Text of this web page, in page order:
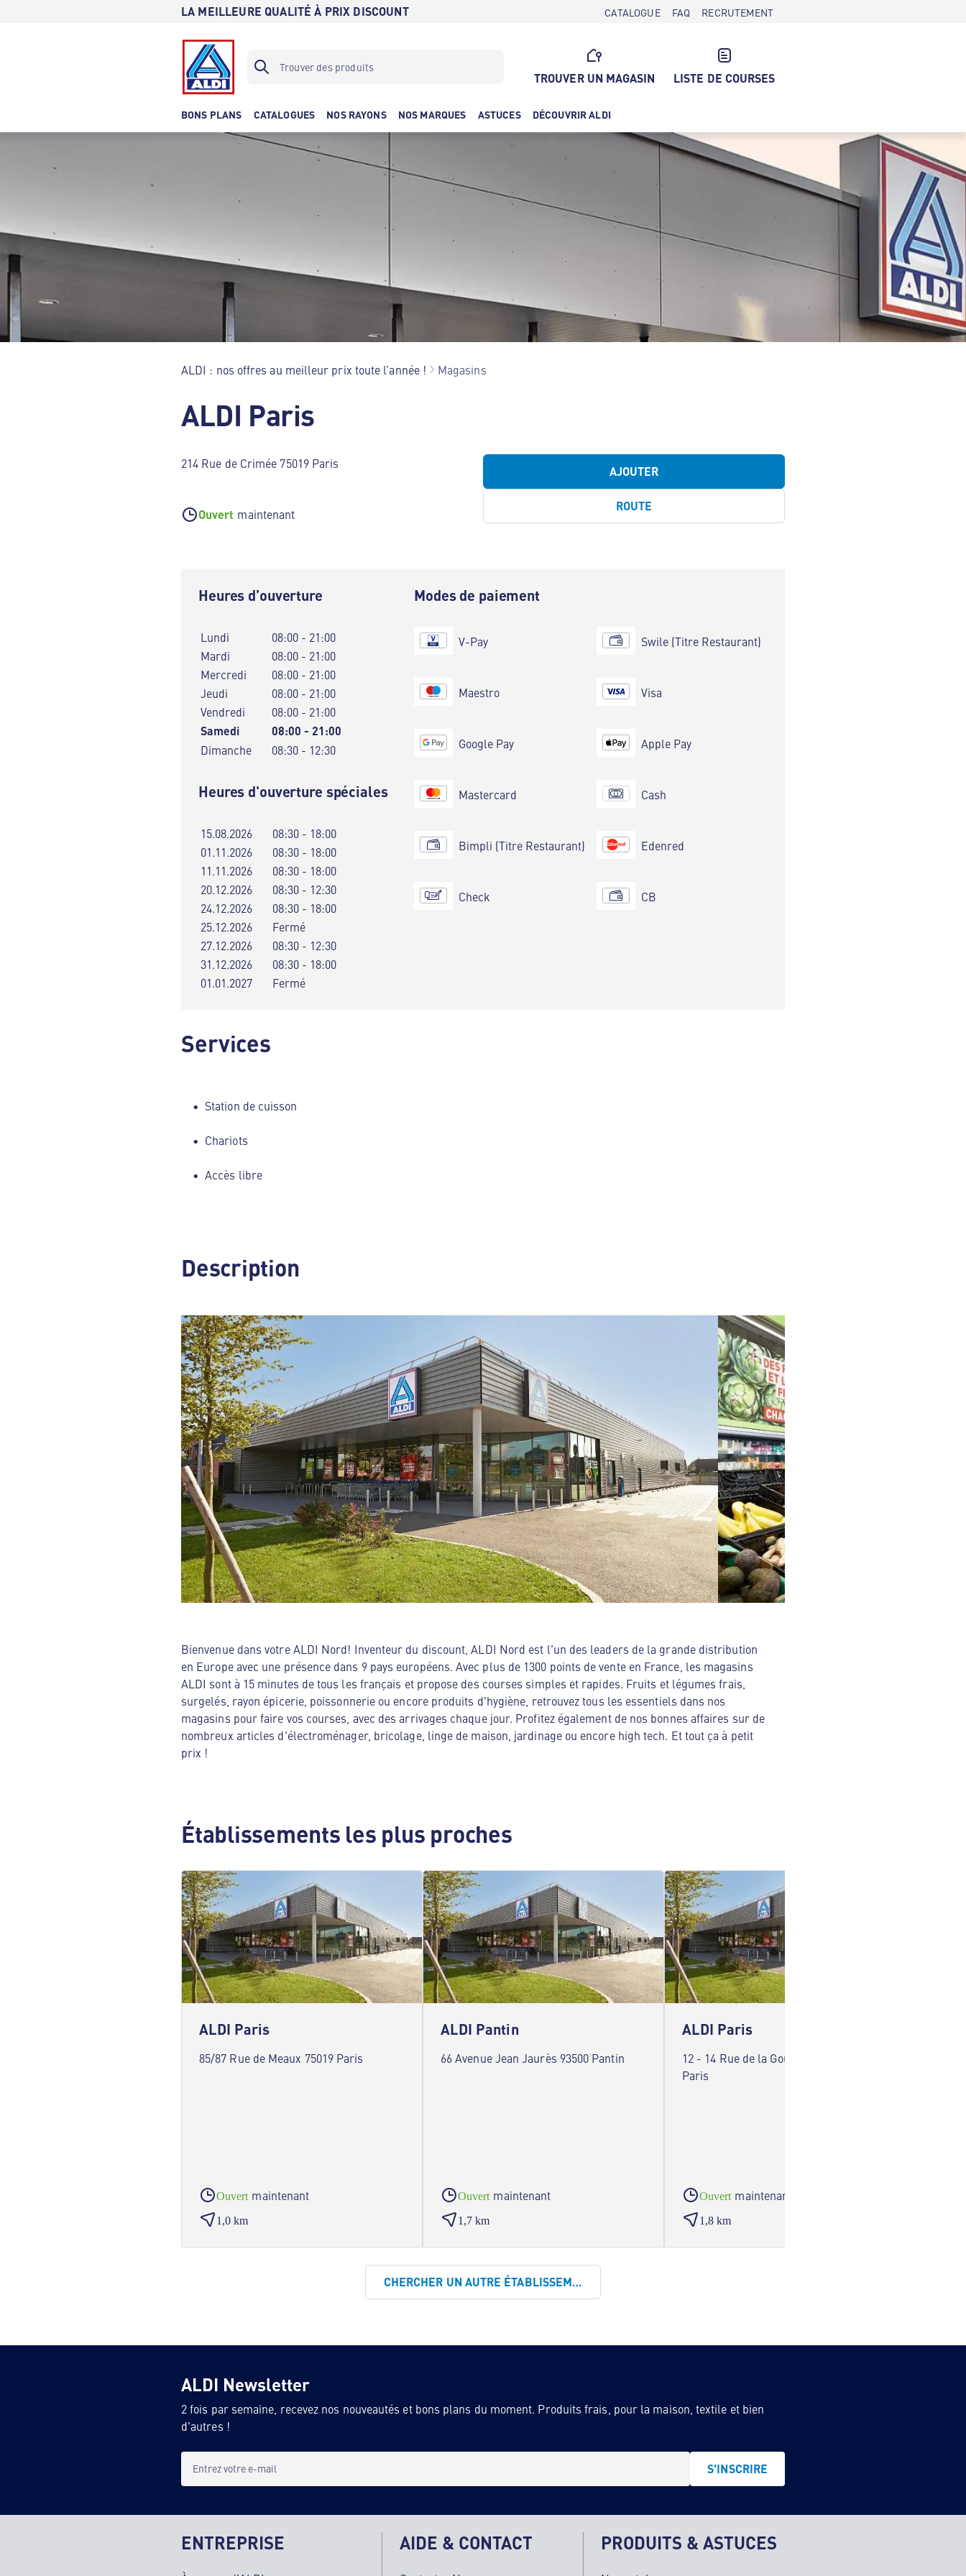
LA MEILLEURE QUALITÉ À PRIX DISCOUNT CATALOGUE FAQ RECRUTEMENT
TROUVER UN MAGASIN LISTE DE COURSES
BONS PLANS CATALOGUES NOS RAYONS NOS MARQUES ASTUCES DÉCOUVRIR ALDI
ALDI : nos offres au meilleur prix toute l’année ! Magasins
ALDI Paris
214 Rue de Crimée 75019 Paris
Ouvert maintenant
AJOUTER
ROUTE
Heures d’ouverture
Lundi
08:00 - 21:00
Mardi
08:00 - 21:00
Mercredi
08:00 - 21:00
Jeudi
08:00 - 21:00
Vendredi
08:00 - 21:00
Samedi 08:00 - 21:00
Dimanche 08:30 - 12:30
Heures d'ouverture spéciales
15.08.2026
08:30 - 18:00
01.11.2026
08:30 - 18:00
11.11.2026
08:30 - 18:00
20.12.2026
08:30 - 12:30
24.12.2026
08:30 - 18:00
25.12.2026
Fermé
27.12.2026
08:30 - 12:30
31.12.2026
08:30 - 18:00
01.01.2027
Fermé
Modes de paiement
V-Pay
Maestro
Google Pay
Mastercard
Bimpli (Titre Restaurant)
Check
Swile (Titre Restaurant)
Visa
Apple Pay
Cash
Edenred
CB
Services
Station de cuisson
Chariots
Accès libre
Description
Bienvenue dans votre ALDI Nord! Inventeur du discount, ALDI Nord est l'un des leaders de la grande distribution
en Europe avec une présence dans 9 pays européens. Avec plus de 1300 points de vente en France, les magasins
ALDI sont à 15 minutes de tous les français et propose des courses simples et rapides. Fruits et légumes frais,
surgelés, rayon épicerie, poissonnerie ou encore produits d'hygiène, retrouvez tous les essentiels dans nos
magasins pour faire vos courses, avec des arrivages chaque jour. Profitez également de nos bonnes affaires sur de
nombreux articles d'électroménager, bricolage, linge de maison, jardinage ou encore high tech. Et tout ça à petit
prix !
Établissements les plus proches
ALDI Paris
85/87 Rue de Meaux 75019 Paris
Ouvert maintenant
1,0 km
ALDI Pantin
66 Avenue Jean Jaurès 93500 Pantin
Ouvert maintenant
1,7 km
ALDI Paris
12 - 14 Rue de la Goutte d'Or 75018
Paris
Ouvert maintenant
1,8 km
CHERCHER UN AUTRE ÉTABLISSEMENT
ALDI Newsletter
2 fois par semaine, recevez nos nouveautés et bons plans du moment. Produits frais, pour la maison, textile et bien
d'autres !
Entrez votre e-mail S'INSCRIRE
ENTREPRISE AIDE & CONTACT PRODUITS & ASTUCES